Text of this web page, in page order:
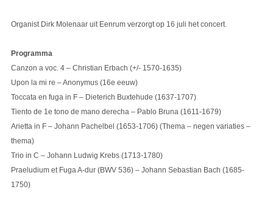
Organist Dirk Molenaar uit Eenrum verzorgt op 16 juli het concert.
Programma
Canzon a voc. 4 – Christian Erbach (+/- 1570-1635)
Upon la mi re – Anonymus (16e eeuw)
Toccata en fuga in F – Dieterich Buxtehude (1637-1707)
Tiento de 1e tono de mano derecha – Pablo Bruna (1611-1679)
Arietta in F – Johann Pachelbel (1653-1706) (Thema – negen variaties –
thema)
Trio in C – Johann Ludwig Krebs (1713-1780)
Praeludium et Fuga A-dur (BWV 536) – Johann Sebastian Bach (1685-
1750)